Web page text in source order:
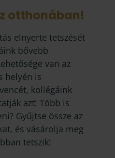
otthonában!
elnyerte tetszését
bővebb
van az
helyén is
kollégáink
azt! Több is
Gyűjtse össze az
és vásárolja meg
tetszik!